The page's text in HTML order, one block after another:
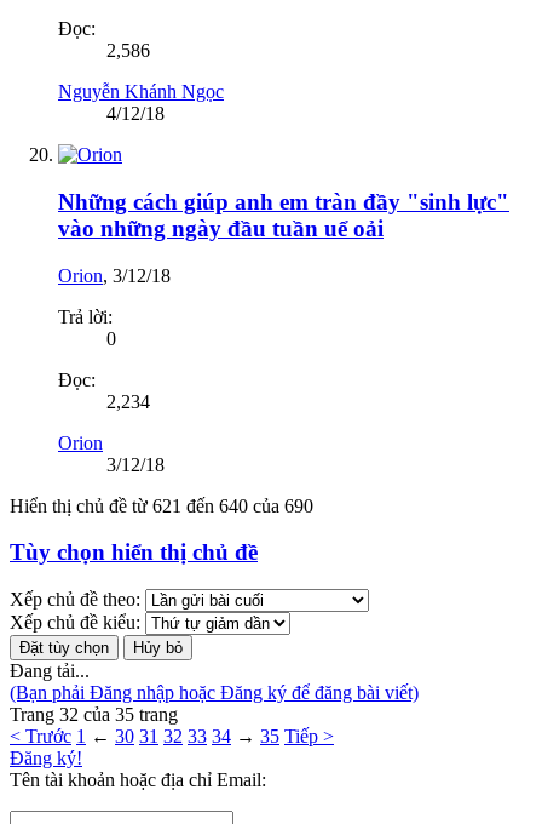
Đọc:
2,586
Nguyễn Khánh Ngọc
4/12/18
Những cách giúp anh em tràn đầy "sinh lực"
vào những ngày đầu tuần uể oải
Orion, 3/12/18
Trả lời:
0
Đọc:
2,234
Orion
3/12/18
Hiển thị chủ đề từ 621 đến 640 của 690
Tùy chọn hiển thị chủ đề
Xếp chủ đề theo:
Xếp chủ đề kiểu:
Đang tải...
(Bạn phải Đăng nhập hoặc Đăng ký để đăng bài viết)
Trang 32 của 35 trang
< Trước 1 ← 30 31 32 33 34 → 35 Tiếp >
Đăng ký!
Tên tài khoản hoặc địa chỉ Email: